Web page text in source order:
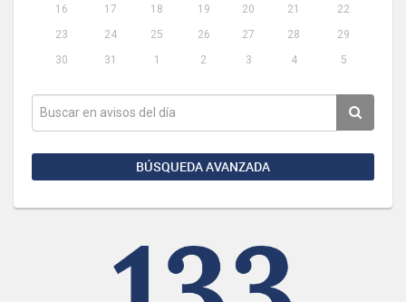
16
17 18 19 20 21
22
23
24 25 26 27 28
29
30
31 1 2 3 4 5
BÚSQUEDA AVANZADA